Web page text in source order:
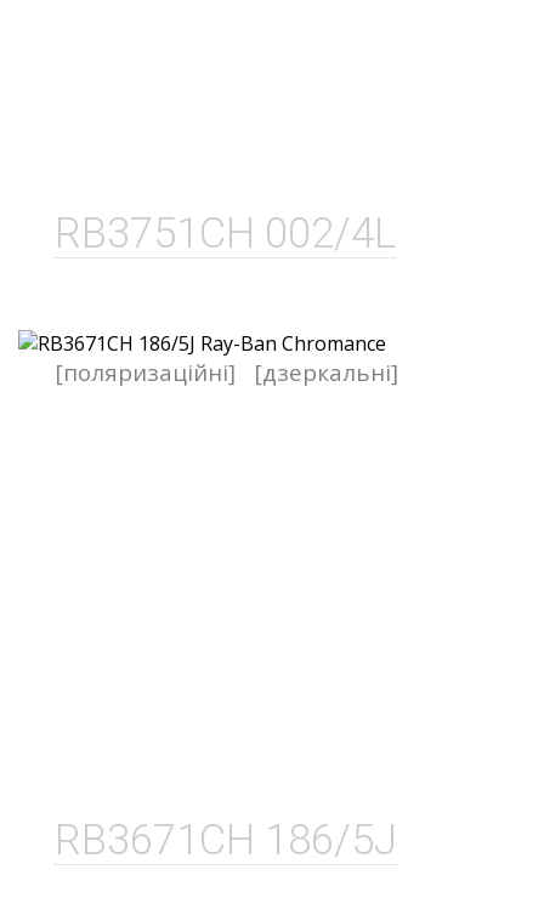
RB3751CH 002/4L
RB3671CH 186/5J
[поляризаційні] [дзеркальні]